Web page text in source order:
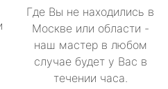
Где Вы не находились в
Москве или области -
наш мастер в любом
случае будет у Вас в
течении часа.